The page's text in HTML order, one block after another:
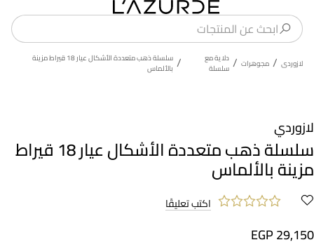
لازوردى / مجوهرات / دلاية مع
سلسلة / سلسلة ذهب متعددة الأشكال عيار 18 قيراط مزينة
بالألماس
لازوردي
سلسلة ذهب متعددة الأشكال عيار 18 قيراط
مزينة بالألماس
اكتب تعليقًا
EGP 29,150